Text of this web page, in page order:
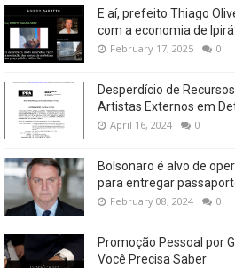
E aí, prefeito Thiago
com a economia de
February 17, 2025 0
Desperdício de
Artistas Externos em
April 16, 2024 0
Bolsonaro é alvo de
para entregar
February 08, 2024 0
Promoção Pessoal por
Você Precisa Saber